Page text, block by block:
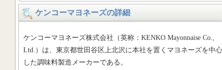
ケンコーマヨネーズの詳細
ケンコーマヨネーズ株式会社（英称：KENKO Mayonnaise Co.,
Ltd.）は、東京都世田谷区上北沢に本社を置くマヨネーズを中
した調味料製造メーカーである。